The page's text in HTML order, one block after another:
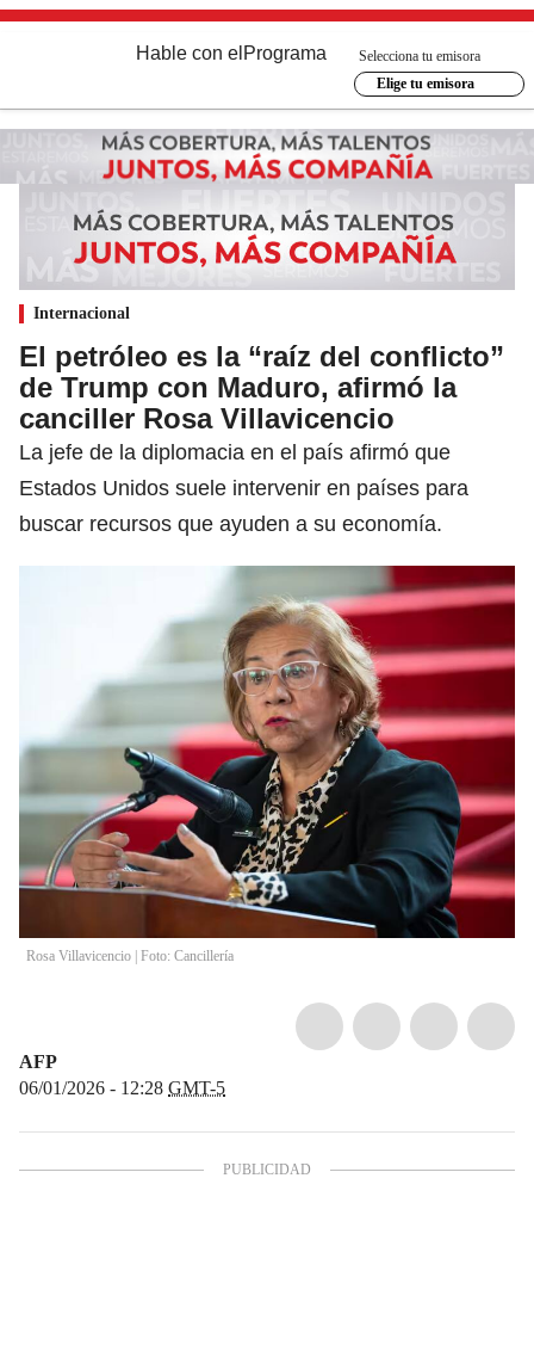
Hable con el Programa
Selecciona tu emisora
Elige tu emisora
Internacional
El petróleo es la “raíz del conflicto”
de Trump con Maduro, afirmó la
canciller Rosa Villavicencio
La jefe de la diplomacia en el país afirmó que
Estados Unidos suele intervenir en países para
buscar recursos que ayuden a su economía.
Rosa Villavicencio | Foto: Cancillería
AFP
06/01/2026 - 12:28 GMT-5